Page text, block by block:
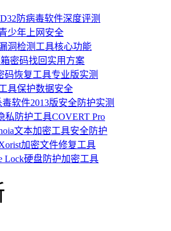
防病毒软件深度评测
少年上网安全
洞检测工具核心功能
密码找回实用方案
码恢复工具专业版实测
具保护数据安全
毒软件2013版安全防护实测
私防护工具COVERT Pro
文本加密工具安全防护
加密文件修复工具
Lock硬盘防护加密工具